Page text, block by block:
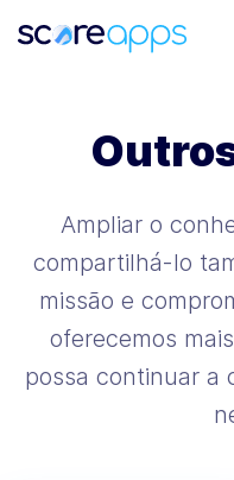
Ampliar o
compartilhá-lo
missão e
oferecemos
possa continuar a